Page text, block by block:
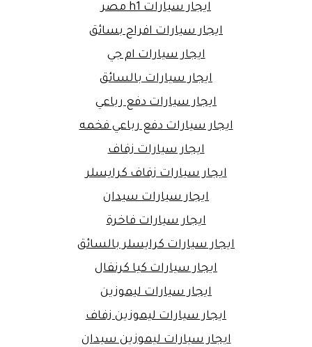
ايجار سيارات h1 مصر
ايجار سيارات افراح بسائق
ايجار سيارات ام جي
ايجار سيارات بالسائق
ايجار سيارات دفع رباعي
ايجار سيارات دفع رباعي فخمه
ايجار سيارات زفاف
ايجار سيارات زفاف كرايسلر
ايجار سيارات سيدان
ايجار سيارات فاخرة
ايجار سيارات كرايسلر بالسائق
ايجار سيارات كيا كرنفال
ايجار سيارات ليموزين
ايجار سيارات ليموزين زفاف
ايجار سيارات ليموزين سيدان